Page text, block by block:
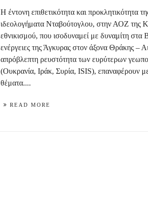
Η έντονη επιθετικότητα και προκλητικότητα
ιδεολογήματα Νταβούτογλου, στην ΑΟΖ της
εθνικισμού, που ισοδυναμεί με δυναμίτη στα
ενέργειες της Άγκυρας στον άξονα Θράκης –
απρόβλεπτη ρευστότητα των ευρύτερων
(Ουκρανία, Ιράκ, Συρία, ISIS), επαναφέρουν
θέματα....
READ MORE